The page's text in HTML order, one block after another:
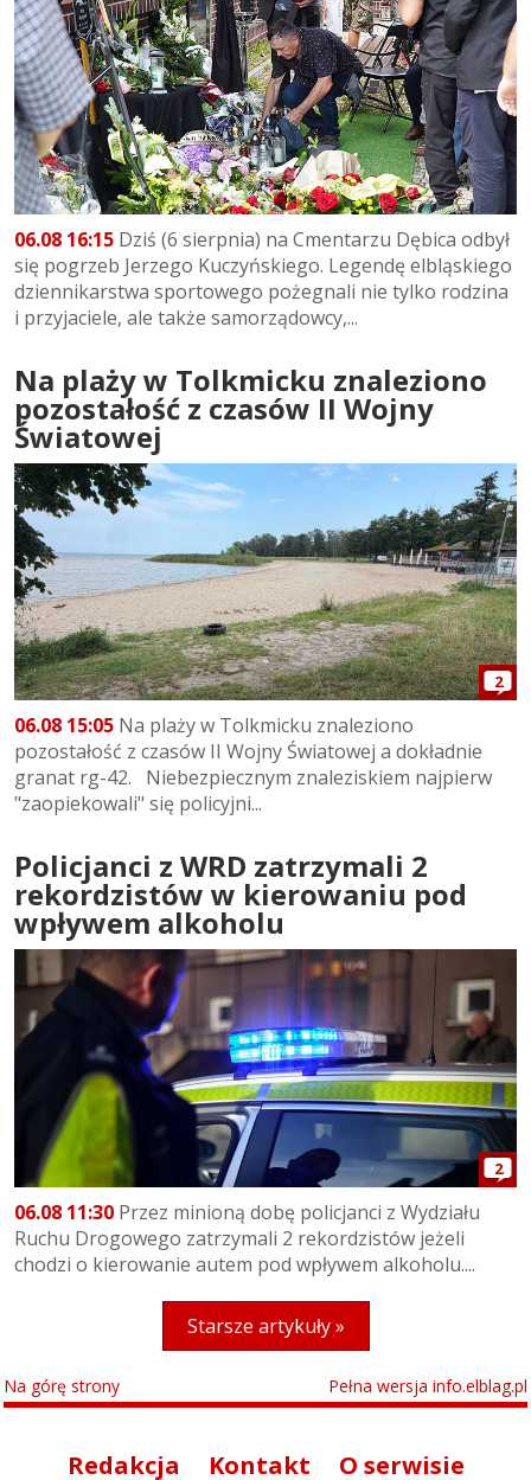
06.08 16:15 Dziś (6 sierpnia) na Cmentarzu Dębica odbył
się pogrzeb Jerzego Kuczyńskiego. Legendę elbląskiego
dziennikarstwa sportowego pożegnali nie tylko rodzina
i przyjaciele, ale także samorządowcy,...
Na plaży w Tolkmicku znaleziono
pozostałość z czasów II Wojny
Światowej
2
06.08 15:05 Na plaży w Tolkmicku znaleziono
pozostałość z czasów II Wojny Światowej a dokładnie
granat rg-42. Niebezpiecznym znaleziskiem najpierw
"zaopiekowali" się policyjni...
Policjanci z WRD zatrzymali 2
rekordzistów w kierowaniu pod
wpływem alkoholu
2
06.08 11:30 Przez minioną dobę policjanci z Wydziału
Ruchu Drogowego zatrzymali 2 rekordzistów jeżeli
chodzi o kierowanie autem pod wpływem alkoholu....
Starsze artykuły »
Na górę strony Pełna wersja info.elblag.pl
Redakcja Kontakt O serwisie